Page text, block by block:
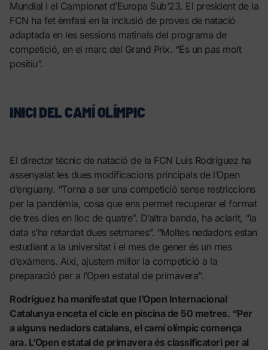
Mundial i el Campionat d’Europa Sub’23. El president de la
FCN ha fet èmfasi en la inclusió de proves de natació
adaptada en les sessions matinals del programa de
competició, en el marc del Grand Prix. “És un pas molt
positiu”.
INICI DEL CAMÍ OLÍMPIC
El director tècnic de natació de la FCN Luis Rodríguez ha
assenyalat les dues modificacions principals de l’Open
d’enguany. “Torna a ser una competició sense restriccions
per la pandèmia, cosa que ens permet recuperar el format
de tres dies en lloc de quatre”. D’altra banda, ha aclarit, “la
data s’ha retardat dues setmanes”. “Moltes nedadors estan
estudiant a la universitat i el mes de gener és un mes
d’exàmens. Així, ajustem millor la competició a la
preparació per a l’Open estatal de primavera”.
Rodríguez ha manifestat que l’Open Internacional
Catalunya enceta el cicle en piscina de 50 metres. “Per
a alguns nedadors catalans, el camí olímpic comença
ara. L’Open estatal de primavera és classificatori per al